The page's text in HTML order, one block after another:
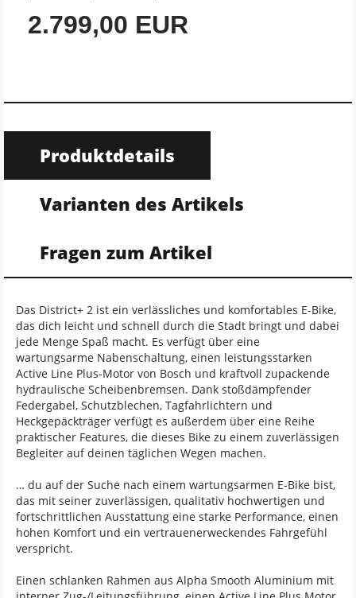
2.799,00 EUR
Produktdetails
Varianten des Artikels
Fragen zum Artikel
Das District+ 2 ist ein verlässliches und komfortables E-Bike,
das dich leicht und schnell durch die Stadt bringt und dabei
jede Menge Spaß macht. Es verfügt über eine
wartungsarme Nabenschaltung, einen leistungsstarken
Active Line Plus-Motor von Bosch und kraftvoll zupackende
hydraulische Scheibenbremsen. Dank stoßdämpfender
Federgabel, Schutzblechen, Tagfahrlichtern und
Heckgepäckträger verfügt es außerdem über eine Reihe
praktischer Features, die dieses Bike zu einem zuverlässigen
Begleiter auf deinen täglichen Wegen machen.
… du auf der Suche nach einem wartungsarmen E-Bike bist,
das mit seiner zuverlässigen, qualitativ hochwertigen und
fortschrittlichen Ausstattung eine starke Performance, einen
hohen Komfort und ein vertrauenerweckendes Fahrgefühl
verspricht.
Einen schlanken Rahmen aus Alpha Smooth Aluminium mit